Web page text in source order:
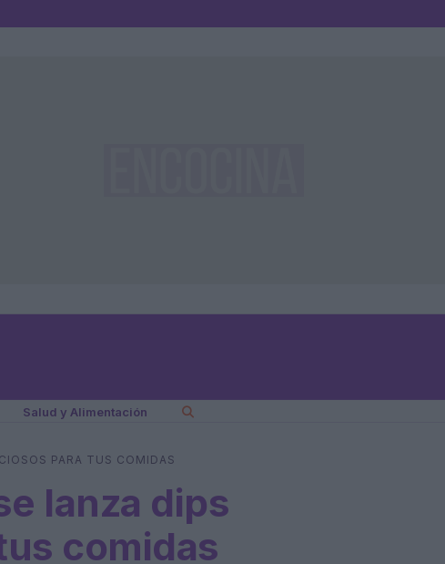
Salud y Alimentación
PARA TUS COMIDAS
lanza dips
comidas